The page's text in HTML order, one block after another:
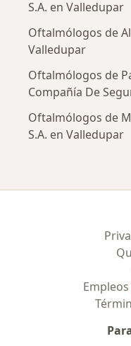
S.A. en Valledupar
Oftalmólogos de
Valledupar
Oftalmólogos de
Compañía De
Oftalmólogos de
S.A. en Valledupar
Empleos